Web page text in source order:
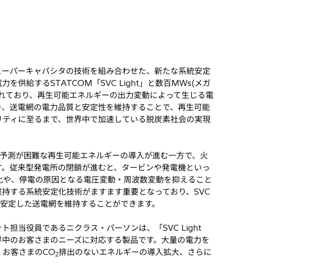
パーキャパシタの技術を組み合わせた、新たな系統安定
を供給するSTATCOM「SVC Light」と数百MWs(メガ
おり、再生可能エネルギーの出力変動によって生じる電
送電網の電力品質と安定性を維持することで、再生可能
ィに至るまで、世界中で加速している脱炭素社会の実現
測が困難な再生可能エネルギーの導入が進む一方で、火
従来型発電所の閉鎖が進むと、タービンや発電機といっ
、停電の原因となる電圧変動・周波数変動を抑えること
する系統安定化技術がますます重要となっており、SVC
した送電網を維持することができます。
担当役員であるニクラス・パーソンは、「SVC Light
のお客さまのニーズに対応する製品です。大量の電力を
客さまのCO2排出のないエネルギーの導入拡大、さらに